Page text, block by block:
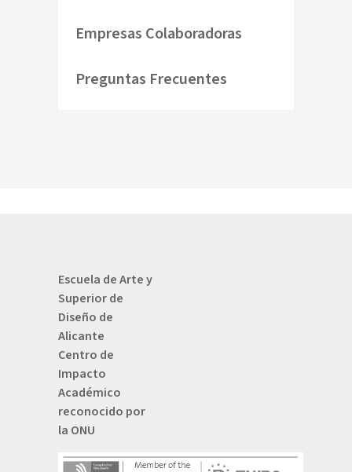
Empresas Colaboradoras
Preguntas Frecuentes
Escuela de Arte y
Superior de
Diseño de
Alicante
Centro de
Impacto
Académico
reconocido por
la ONU